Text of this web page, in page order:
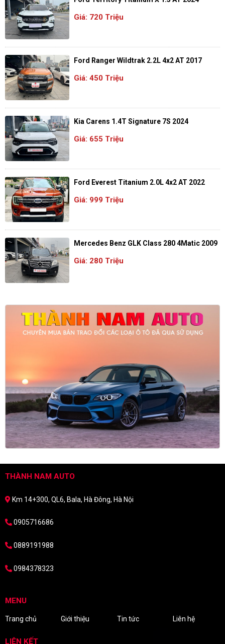
Giá: 720 Triệu
Ford Ranger Wildtrak 2.2L 4x2 AT 2017
Giá: 450 Triệu
Kia Carens 1.4T Signature 7S 2024
Giá: 655 Triệu
Ford Everest Titanium 2.0L 4x2 AT 2022
Giá: 999 Triệu
Mercedes Benz GLK Class 280 4Matic 2009
Giá: 280 Triệu
THÀNH NAM AUTO
Km 14+300, QL6, Bala, Hà Đông, Hà Nội
0905716686
0889191988
0984378323
MENU
Trang chủ Giới thiệu Tin tức Liên hệ
LIÊN KẾT